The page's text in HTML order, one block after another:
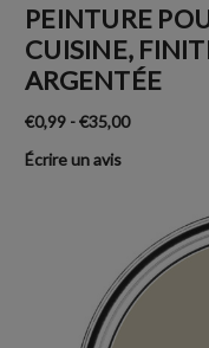
PEINTURE
CUISINE,
ARGENTÉE
€0,99 - €35,00
Écrire un avis